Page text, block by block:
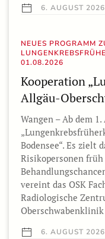
6. AUGUST 2026
NEUES PROGRAMM
01.08.2026
Kooperation
Allgäu-
Wangen – Ab dem
Bodensee“. Es zielt
Risikopersonen
vereint das OSK
Radiologische
6. AUGUST 2026